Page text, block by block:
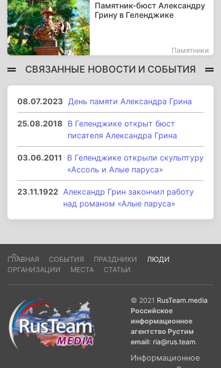
Памятник-бюст Александру
Грину в Геленджике
Памятники
СВЯЗАННЫЕ НОВОСТИ И СОБЫТИЯ
08.07.2023 День памяти Александра Грина
25.08.2018 В Геленджике открыт бюст
писателя Александра Грина
03.06.2011
В Геленджике открыли скульптуру
«Ассоль и Алые паруса»
23.11.1922 Александр Грин закончил работу
над романом «Алые паруса»
ГЛАВНАЯ СОБЫТИЯ ПРАЗДНИКИ
ЛЮДИ
ОРГАНИЗАЦИИ
МЕСТА СТАТЬИ
© 2021 RusTeam.media
Российское
информационное
агентство Рустим
email: ria@rus.team.
Информационное